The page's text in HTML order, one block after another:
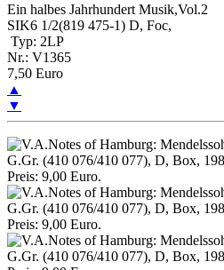
Ein halbes Jahrhundert Musik,Vol.2
SIK6 1/2(819 475-1) D, Foc,
Typ: 2LP
Nr.: V1365
7,50 Euro
▲
▼